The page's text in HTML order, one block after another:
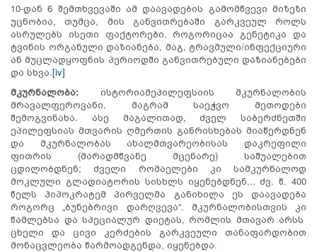
10-დან 6 შემთხვევაში ამ დაავადების გამომწვევი მიზეზი
უცნობია, თუმცა, მის განვითრებაში გარკვეულ როლს
ასრულებს ისეთი ფაქტორები, როგორიცაა გენეტიკა და
ტვინის ორგანული დაზიანება, მაგ, ტრავმული/ინფექციური
ან მუცლადყოფნის პერიოდში განვითრებული დაზიანებები
და სხვა.[iv]
მკურნალობა: ისტორიამეპილეფსიის მკურნალობის
მრავალფეროვანი, მაგრამ საეჭვო მეთოდები
შემოგვინახა. ასე მაგალითად, ძველ საბერძნეთში
ეპილეფსიას მთვარის ღმერთის განრისხებას მიაწერდნენ
და მკურნალობას ახალმთვარეობისას დაკრეფილი
ფითრის (მარადმწვანე მცენარე) საშუალებით
ცდილობდნენ; ძველი რომაელები კი სამკურნალოდ
მოკლული გლადიატორის სისხლს იყენებდნენ... ძვ. წ. 400
წელს ჰიპოკრატემ პირველმა განიხილა ეს დაავადება
როგორც „ბუნებრივი დარღვევა“. მკურნალობისთვის კი
წამლებსა და სპეციალურ დიეტას, რომლის მთავარ არსს
ცხელი და ცივი კერძების გარკვეული თანაფარდობით
მონაცვლეობა წარმოადგენდა, იყენებდა.